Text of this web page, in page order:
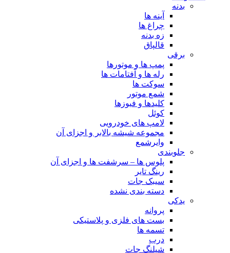
بدنه
آینه ها
چراغ ها
زه بدنه
قالپاق
برقی
پمپ ها و موتورها
رله ها و آفتامات ها
سوکت ها
شمع موتور
کلیدها و فیوزها
کوئل
لامپ های خودرویی
مجموعه شیشه بالابر و اجزای آن
وایرشمع
جلوبندی
پلوس ها – سرشفت ها و اجزای آن
رینگ تایر
سیبک جات
دسته بندی نشده
یدکی
پروانه
بست های فلزی و پلاستیکی
تسمه ها
درب
شیلنگ جات